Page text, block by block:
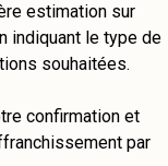
estimation sur
indiquant le type de
souhaitées.
confirmation et
par